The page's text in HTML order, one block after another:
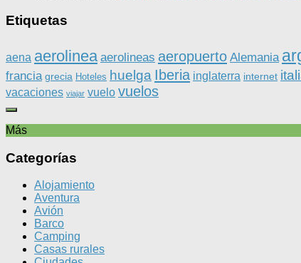
Etiquetas
aena aerolinea aerolineas aeropuerto Alemania
francia grecia Hoteles huelga Iberia inglaterra internet
vacaciones viajar vuelo vuelos
Más
Categorías
Alojamiento
Aventura
Avión
Barco
Camping
Casas rurales